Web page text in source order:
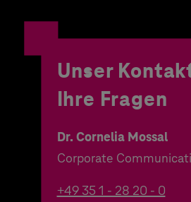
Unser
Ihre Fragen
Dr. Cornelia Mossal
Corporate
+49 35 1 - 28 20 - 0